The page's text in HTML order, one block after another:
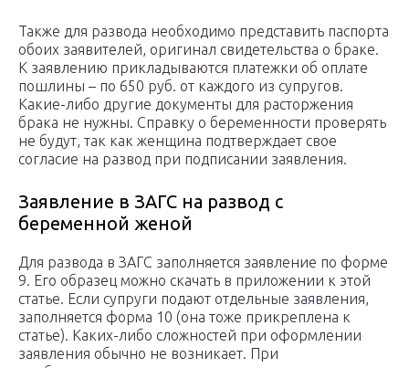
Также для развода необходимо представить паспорта
обоих заявителей, оригинал свидетельства о браке.
К заявлению прикладываются платежки об оплате
пошлины – по 650 руб. от каждого из супругов.
Какие-либо другие документы для расторжения
брака не нужны. Справку о беременности проверять
не будут, так как женщина подтверждает свое
согласие на развод при подписании заявления.
Заявление в ЗАГС на развод с
беременной женой
Для развода в ЗАГС заполняется заявление по форме
9. Его образец можно скачать в приложении к этой
статье. Если супруги подают отдельные заявления,
заполняется форма 10 (она тоже прикреплена к
статье). Каких-либо сложностей при оформлении
заявления обычно не возникает. При